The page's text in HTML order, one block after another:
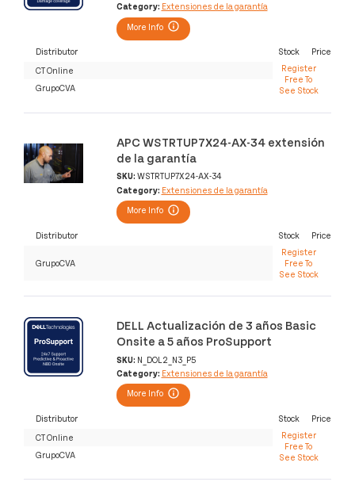
Category: Extensiones de la garantía
More Info
Distributor Stock
Price
CT Online
Register
Free To
See Stock
GrupoCVA
APC WSTRTUP7X24-AX-34 extensión
de la garantía
SKU: WSTRTUP7X24-AX-34
Category: Extensiones de la garantía
More Info
Distributor Stock Price
GrupoCVA
Register
Free To
See Stock
DELL Actualización de 3 años Basic
Onsite a 5 años ProSupport
SKU: N_DOL2_N3_P5
Category: Extensiones de la garantía
More Info
Distributor Stock
Price
CT Online
Register
Free To
See Stock
GrupoCVA